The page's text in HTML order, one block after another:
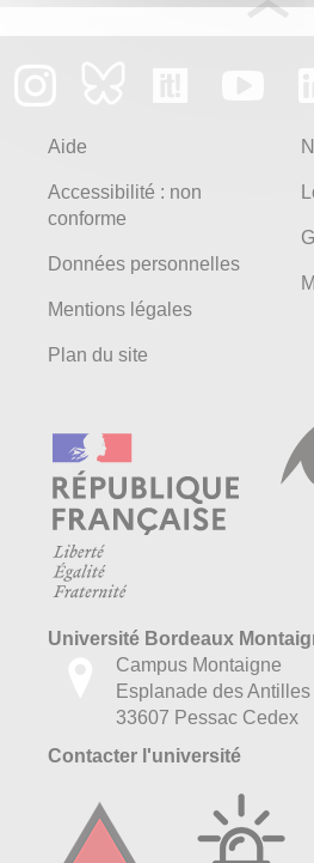
Aide
Accessibilité : non
conforme
Données personnelles
Mentions légales
Plan du site
Université Bordeaux
Campus Montaigne
Esplanade des Antilles
33607 Pessac Cedex
Contacter l'université